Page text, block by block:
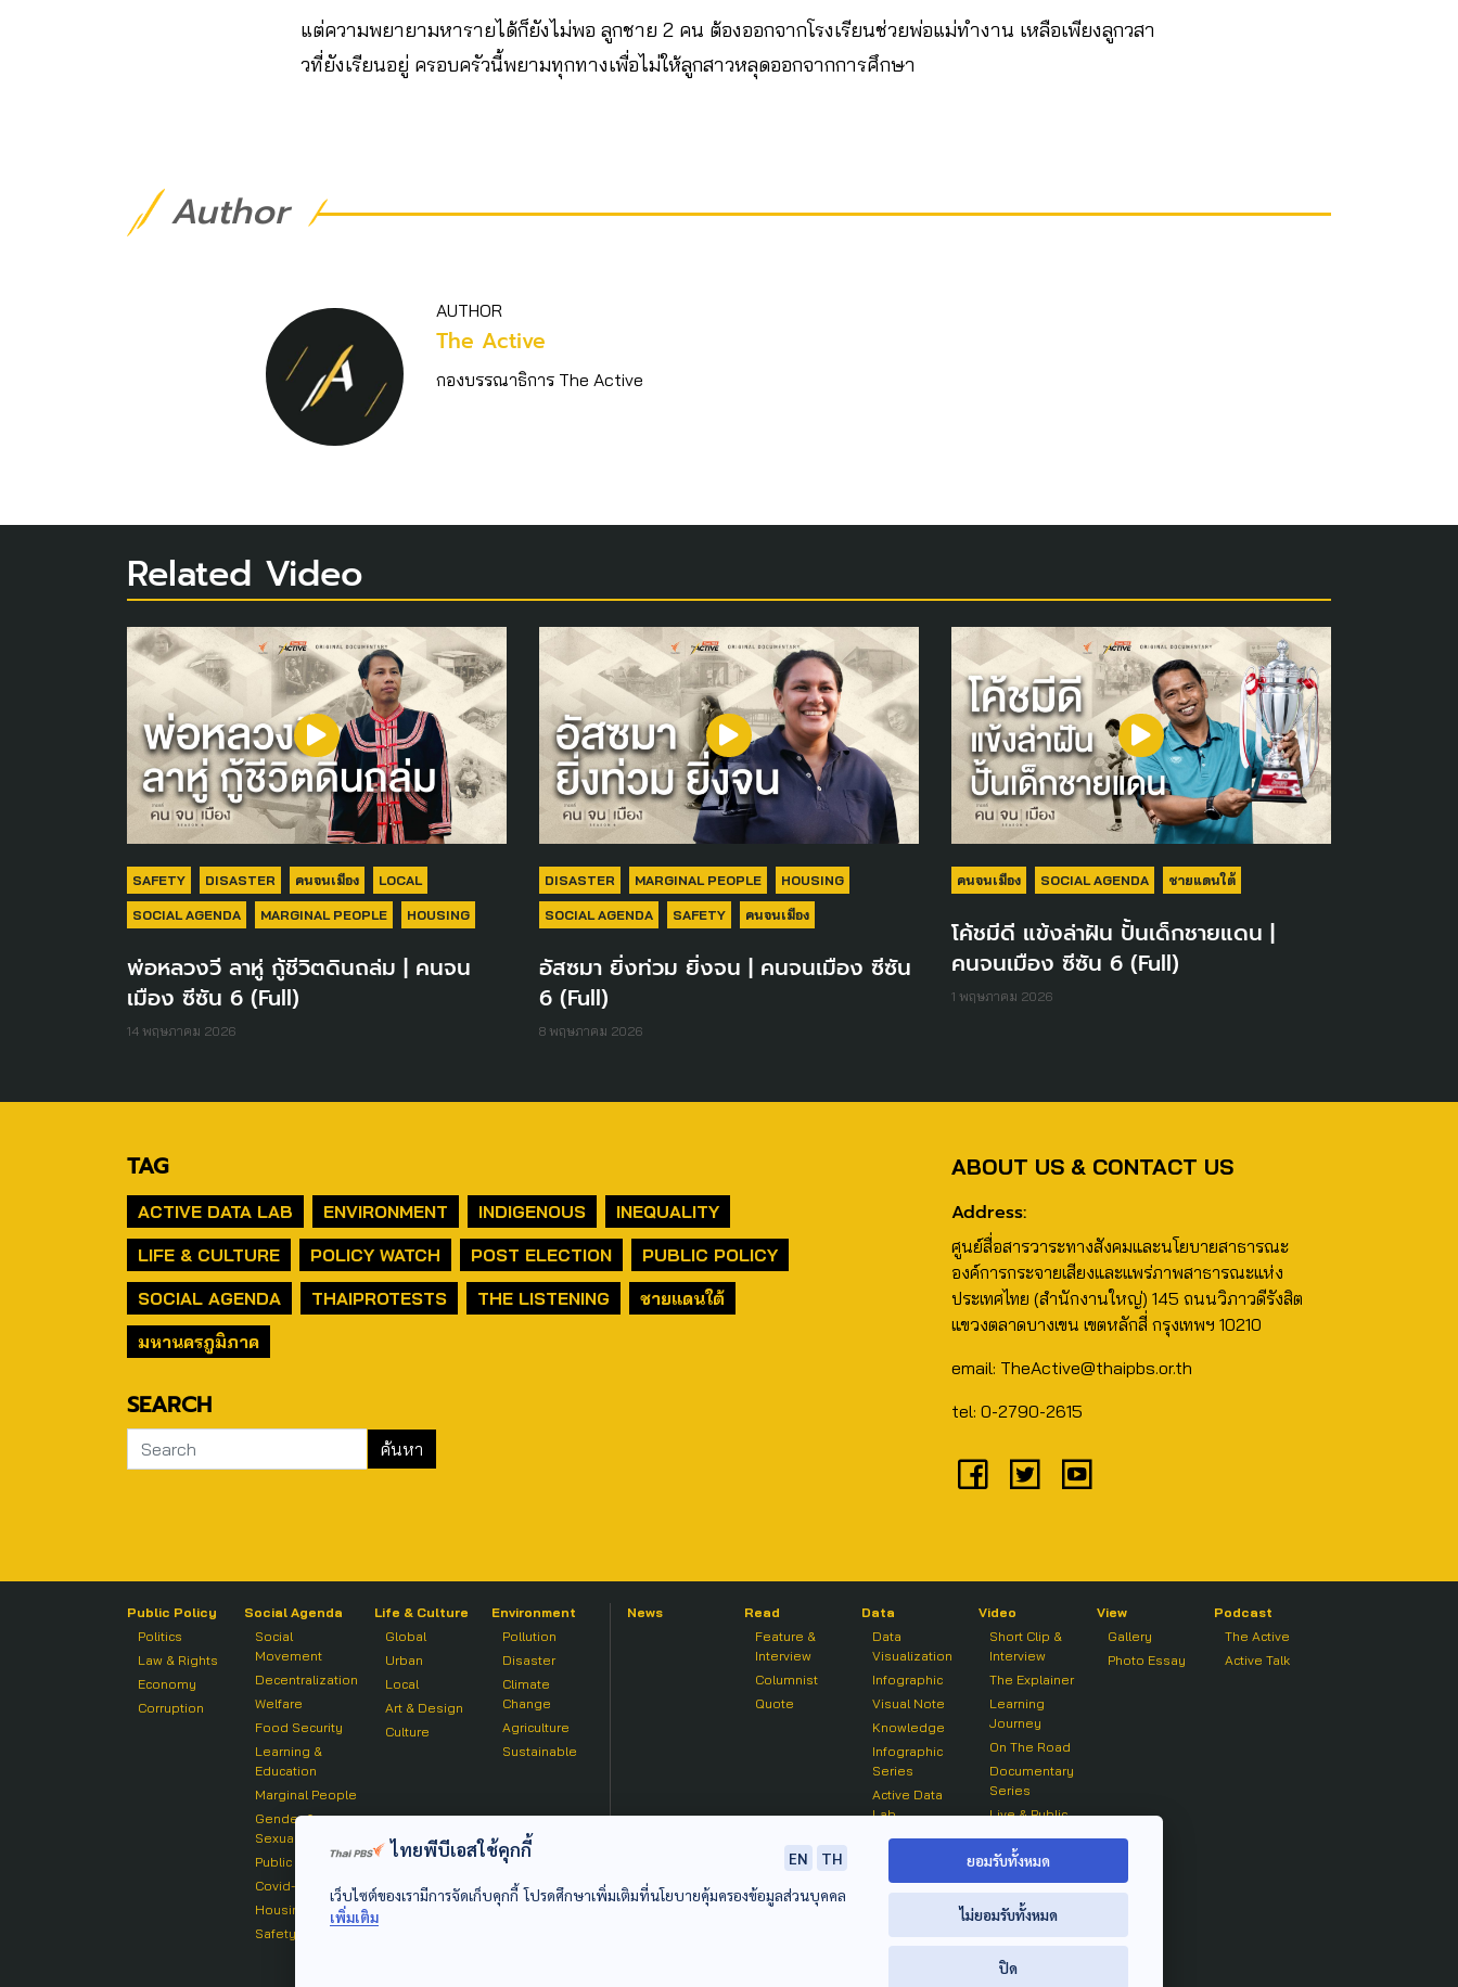
แต่ความพยายามหารายได้ก็ยังไม่พอ ลูกชาย 2 คน ต้องออกจากโรงเรียนช่วยพ่อแม่ทำงาน เหลือเพียงลูกวสา
วที่ยังเรียนอยู่ ครอบครัวนี้พยามทุกทางเพื่อไม่ให้ลูกสาวหลุดออกจากการศึกษา
Author
AUTHOR
The Active
กองบรรณาธิการ The Active
Related Video
SAFETY DISASTER คนจนเมือง LOCAL
SOCIAL AGENDA MARGINAL PEOPLE HOUSING
พ่อหลวงวี ลาหู่ กู้ชีวิตดินถล่ม | คนจน
เมือง ซีซัน 6 (Full)
14 พฤษภาคม 2026
DISASTER MARGINAL PEOPLE HOUSING
SOCIAL AGENDA SAFETY คนจนเมือง
อัสซมา ยิ่งท่วม ยิ่งจน | คนจนเมือง ซีซัน
6 (Full)
8 พฤษภาคม 2026
คนจนเมือง SOCIAL AGENDA ชายแดนใต้
โค้ชมีดี แข้งล่าฝัน ปั้นเด็กชายแดน |
คนจนเมือง ซีซัน 6 (Full)
1 พฤษภาคม 2026
TAG
ACTIVE DATA LAB ENVIRONMENT INDIGENOUS
INEQUALITY
LIFE & CULTURE
POLICY WATCH POST ELECTION
PUBLIC POLICY
SOCIAL AGENDA
THAIPROTESTS THE LISTENING
ชายแดนใต้
มหานครภูมิภาค
SEARCH
ABOUT US & CONTACT US
Address:
ศูนย์สื่อสารวาระทางสังคมและนโยบายสาธารณะ
องค์การกระจายเสียงและแพร่ภาพสาธารณะแห่ง
ประเทศไทย (สำนักงานใหญ่) 145 ถนนวิภาวดีรังสิต
แขวงตลาดบางเขน เขตหลักสี่ กรุงเทพฯ 10210
email: TheActive@thaipbs.or.th
tel: 0-2790-2615
Public Policy
Politics
Law & Rights
Economy
Corruption
Social Agenda
Social
Movement
Decentralization
Welfare
Food Security
Learning &
Education
Marginal People
Gender &
Sexuality
Public Health
Covid-19
Housing
Safety
Life & Culture
Global
Urban
Local
Art & Design
Culture
Environment
Pollution
Disaster
Climate
Change
Agriculture
Sustainable
News
Read
Feature &
Interview
Columnist
Quote
Data
Data
Visualization
Infographic
Visual Note
Knowledge
Infographic
Series
Active Data
Lab
Video
Short Clip &
Interview
The Explainer
Learning
Journey
On The Road
Documentary
Series
Live & Public
On air Clip
View
Gallery
Photo Essay
Podcast
The Active
Active Talk
ไทยพีบีเอสใช้คุกกี้ EN
TH
เว็บไซต์ของเรามีการจัดเก็บคุกกี้ โปรดศึกษาเพิ่มเติมที่นโยบายคุ้มครองข้อมูลส่วนบุคคล
เพิ่มเติม
ยอมรับทั้งหมด
ไม่ยอมรับทั้งหมด
ปิด